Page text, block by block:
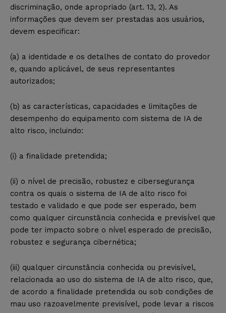
discriminação, onde apropriado (art. 13, 2). As
informações que devem ser prestadas aos usuários,
devem especificar:
(a) a identidade e os detalhes de contato do provedor
e, quando aplicável, de seus representantes
autorizados;
(b) as características, capacidades e limitações de
desempenho do equipamento com sistema de IA de
alto risco, incluindo:
(i) a finalidade pretendida;
(ii) o nível de precisão, robustez e cibersegurança
contra os quais o sistema de IA de alto risco foi
testado e validado e que pode ser esperado, bem
como qualquer circunstância conhecida e previsível que
pode ter impacto sobre o nível esperado de precisão,
robustez e segurança cibernética;
(iii) qualquer circunstância conhecida ou previsível,
relacionada ao uso do sistema de IA de alto risco, que,
de acordo a finalidade pretendida ou sob condições de
mau uso razoavelmente previsível, pode levar a riscos